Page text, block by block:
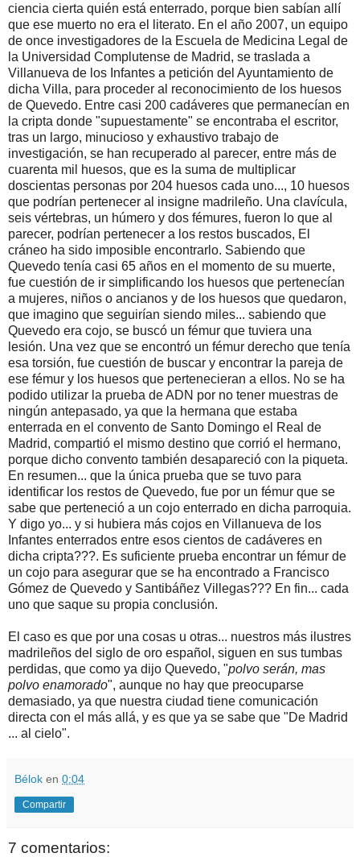
ciencia cierta quién está enterrado, porque bien sabían allí
que ese muerto no era el literato. En el año 2007, un equipo
de once investigadores de la Escuela de Medicina Legal de
la Universidad Complutense de Madrid, se traslada a
Villanueva de los Infantes a petición del Ayuntamiento de
dicha Villa, para proceder al reconocimiento de los huesos
de Quevedo. Entre casi 200 cadáveres que permanecían en
la cripta donde "supuestamente" se encontraba el escritor,
tras un largo, minucioso y exhaustivo trabajo de
investigación, se han recuperado al parecer, entre más de
cuarenta mil huesos, que es la suma de multiplicar
doscientas personas por 204 huesos cada uno..., 10 huesos
que podrían pertenecer al insigne madrileño. Una clavícula,
seis vértebras, un húmero y dos fémures, fueron lo que al
parecer, podrían pertenecer a los restos buscados, El
cráneo ha sido imposible encontrarlo. Sabiendo que
Quevedo tenía casi 65 años en el momento de su muerte,
fue cuestión de ir simplificando los huesos que pertenecían
a mujeres, niños o ancianos y de los huesos que quedaron,
que imagino que seguirían siendo miles... sabiendo que
Quevedo era cojo, se buscó un fémur que tuviera una
lesión. Una vez que se encontró un fémur derecho que tenía
esa torsión, fue cuestión de buscar y encontrar la pareja de
ese fémur y los huesos que pertenecieran a ellos. No se ha
podido utilizar la prueba de ADN por no tener muestras de
ningún antepasado, ya que la hermana que estaba
enterrada en el convento de Santo Domingo el Real de
Madrid, compartió el mismo destino que corrió el hermano,
porque dicho convento también desapareció con la piqueta.
En resumen... que la única prueba que se tuvo para
identificar los restos de Quevedo, fue por un fémur que se
sabe que perteneció a un cojo enterrado en dicha parroquia.
Y digo yo... y si hubiera más cojos en Villanueva de los
Infantes enterrados entre esos cientos de cadáveres en
dicha cripta???. Es suficiente prueba encontrar un fémur de
un cojo para asegurar que se ha encontrado a Francisco
Gómez de Quevedo y Santibáñez Villegas??? En fin... cada
uno que saque su propia conclusión.
El caso es que por una cosas u otras... nuestros más ilustres
madrileños del siglo de oro español, siguen en sus tumbas
perdidas, que como ya dijo Quevedo, "polvo serán, mas
polvo enamorado", aunque no hay que preocuparse
demasiado, ya que nuestra ciudad tiene comunicación
directa con el más allá, y es que ya se sabe que "De Madrid
... al cielo".
Bélok en 0:04
Compartir
7 comentarios: